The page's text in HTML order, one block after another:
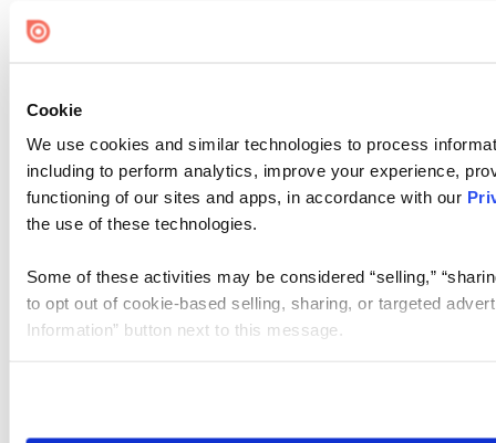
Cookie
We use cookies and similar technologies to process
including to perform analytics, improve your experience,
functioning of our sites and apps, in accordance with our
the use of these technologies.
Some of these activities may be considered “selling,”
to opt out of cookie-based selling, sharing, or targeted
Information” button next to this message.
need to be set again.